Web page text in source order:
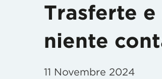
Trasferte
niente
11 Novembre 2024